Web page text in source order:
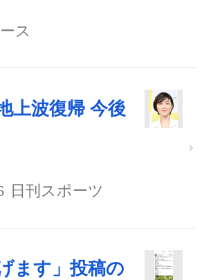
ス
上波復帰 今後
日刊スポーツ
ます」投稿の